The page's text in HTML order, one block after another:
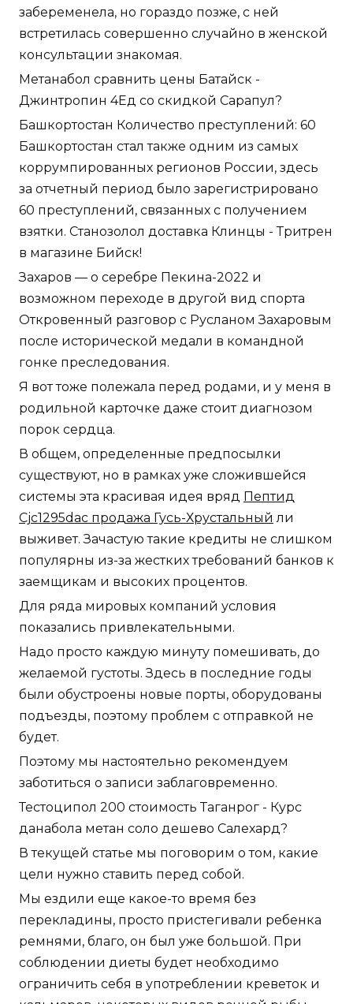
забеременела, но гораздо позже, с ней
встретилась совершенно случайно в женской
консультации знакомая.
Метанабол сравнить цены Батайск -
Джинтропин 4Ед со скидкой Сарапул?
Башкортостан Количество преступлений: 60
Башкортостан стал также одним из самых
коррумпированных регионов России, здесь
за отчетный период было зарегистрировано
60 преступлений, связанных с получением
взятки. Станозолол доставка Клинцы - Тритрен
в магазине Бийск!
Захаров — о серебре Пекина-2022 и
возможном переходе в другой вид спорта
Откровенный разговор с Русланом Захаровым
после исторической медали в командной
гонке преследования.
Я вот тоже полежала перед родами, и у меня в
родильной карточке даже стоит диагнозом
порок сердца.
В общем, определенные предпосылки
существуют, но в рамках уже сложившейся
системы эта красивая идея вряд Пептид
Cjc1295dac продажа Гусь-Хрустальный ли
выживет. Зачастую такие кредиты не слишком
популярны из-за жестких требований банков к
заемщикам и высоких процентов.
Для ряда мировых компаний условия
показались привлекательными.
Надо просто каждую минуту помешивать, до
желаемой густоты. Здесь в последние годы
были обустроены новые порты, оборудованы
подъезды, поэтому проблем с отправкой не
будет.
Поэтому мы настоятельно рекомендуем
заботиться о записи заблаговременно.
Тестоципол 200 стоимость Таганрог - Курс
данабола метан соло дешево Салехард?
В текущей статье мы поговорим о том, какие
цели нужно ставить перед собой.
Мы ездили еще какое-то время без
перекладины, просто пристегивали ребенка
ремнями, благо, он был уже большой. При
соблюдении диеты будет необходимо
ограничить себя в употреблении креветок и